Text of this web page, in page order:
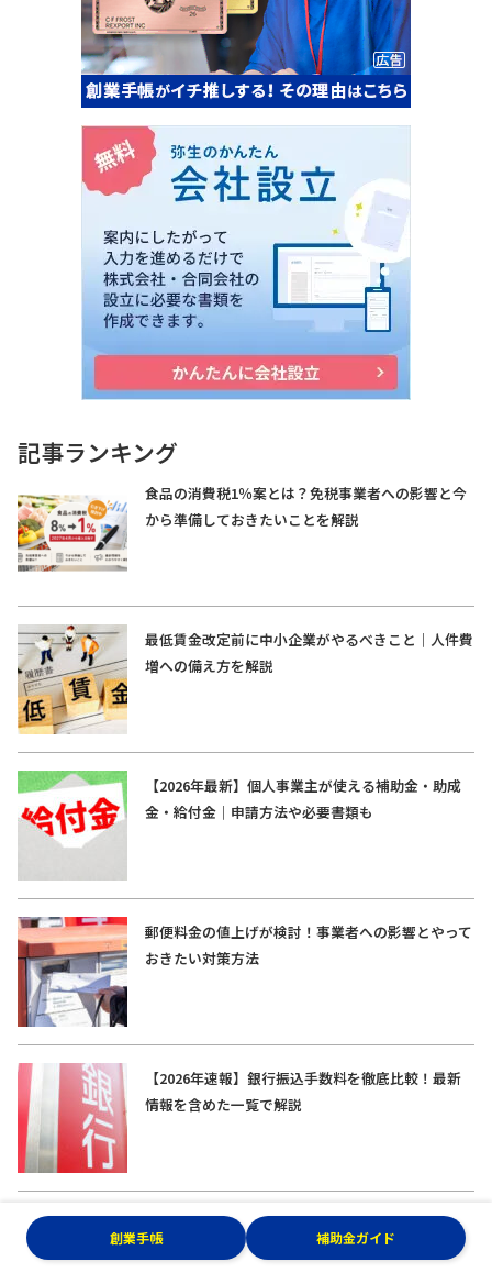
記事ランキング
食品の消費税1％案とは？免税事業者への影響と今
から準備しておきたいことを解説
最低賃金改定前に中小企業がやるべきこと｜人件費
増への備え方を解説
【2026年最新】個人事業主が使える補助金・助成
金・給付金｜申請方法や必要書類も
郵便料金の値上げが検討！事業者への影響とやって
おきたい対策方法
【2026年速報】銀行振込手数料を徹底比較！最新
情報を含めた一覧で解説
もっと表示する
創業手帳 補助金ガイド